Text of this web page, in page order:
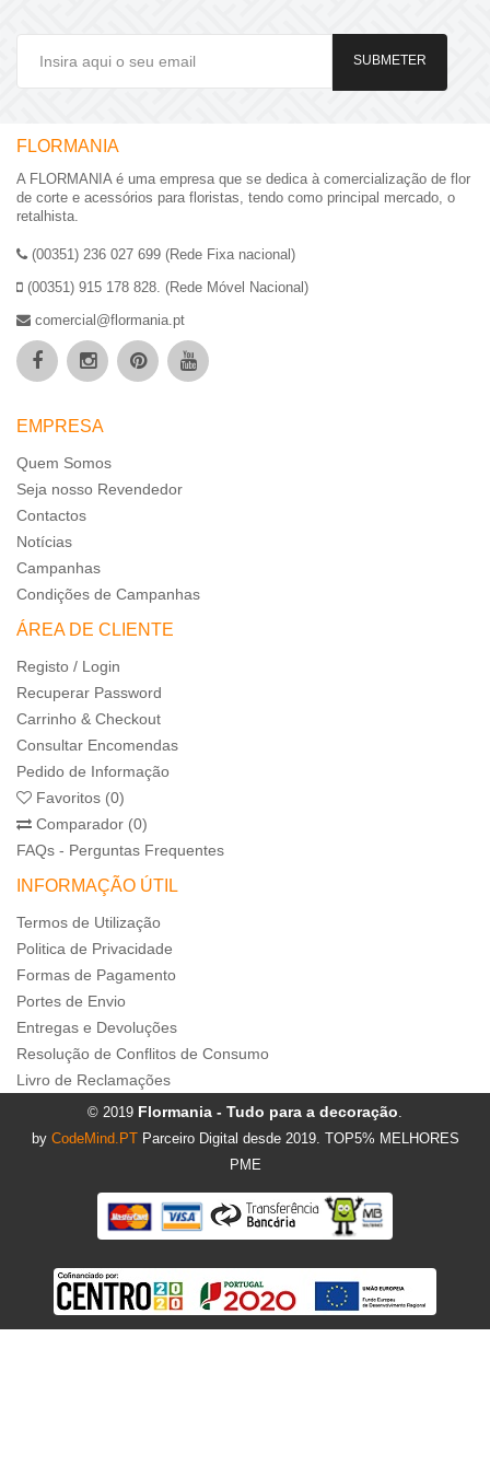
SUBMETER
FLORMANIA
A FLORMANIA é uma empresa que se dedica à comercialização de flor
de corte e acessórios para floristas, tendo como principal mercado, o
retalhista.
(00351) 236 027 699 (Rede Fixa nacional)
(00351) 915 178 828. (Rede Móvel Nacional)
comercial@flormania.pt
EMPRESA
Quem Somos
Seja nosso Revendedor
Contactos
Notícias
Campanhas
Condições de Campanhas
ÁREA DE CLIENTE
Registo / Login
Recuperar Password
Carrinho & Checkout
Consultar Encomendas
Pedido de Informação
Favoritos (0)
Comparador (0)
FAQs - Perguntas Frequentes
INFORMAÇÃO ÚTIL
Termos de Utilização
Politica de Privacidade
Formas de Pagamento
Portes de Envio
Entregas e Devoluções
Resolução de Conflitos de Consumo
Livro de Reclamações
© 2019 Flormania - Tudo para a decoração
by CodeMind.PT Parceiro Digital desde 2019. TOP5% MELHORES
PME